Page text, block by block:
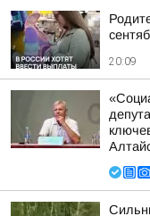
20:09